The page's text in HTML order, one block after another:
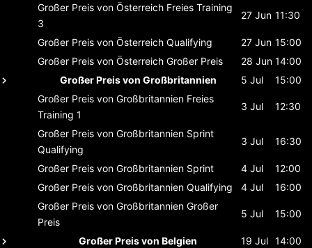
Großer Preis von Österreich Freies Training
3
27 Jun 11:30
Großer Preis von Österreich Qualifying 27 Jun 15:00
Großer Preis von Österreich Großer Preis 28 Jun 14:00
Großer Preis von Großbritannien
5 Jul
15:00
Großer Preis von Großbritannien Freies
Training 1
3 Jul 12:30
Großer Preis von Großbritannien Sprint
Qualifying
3 Jul 16:30
Großer Preis von Großbritannien Sprint 4 Jul
12:00
Großer Preis von Großbritannien Qualifying 4 Jul
16:00
Großer Preis von Großbritannien Großer
Preis
5 Jul 15:00
Großer Preis von Belgien 19 Jul 14:00